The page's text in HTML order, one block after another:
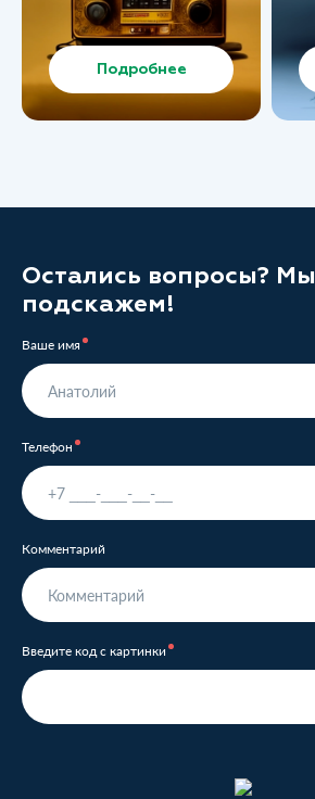
Подробнее
Остались вопросы? Мы
подскажем!
Ваше имя
Телефон
Комментарий
Введите код с картинки